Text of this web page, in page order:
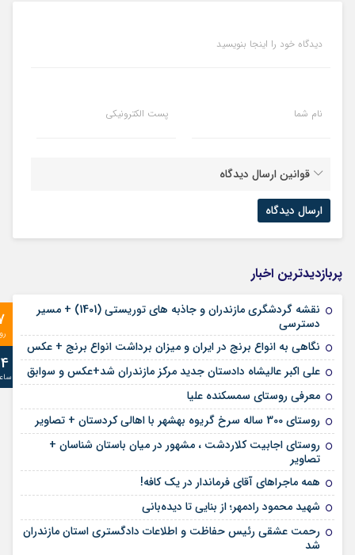
دیدگاه خود را اینجا بنویسید
نام شما پست الکترونیکی
قوانین ارسال دیدگاه
پربازدیدترین اخبار
نقشه گردشگری مازندران و جاذبه های توریستی (1401) + مسیر
دسترسی
نگاهی به انواع برنج در ایران و میزان برداشت انواع برنج + عکس
علی‌ اکبر عالیشاه دادستان جدید مرکز مازندران شد+عکس و سوابق
معرفی روستای سمسکنده علیا
روستای 300 ساله سرخ ‌گریوه بهشهر با اهالی کردستان + تصاویر
روستای اجابیت کلاردشت ، مشهور در میان باستان شناسان +
تصاویر
همه ماجراهای آقای فرماندار در یک کافه!
شهید محمود رادمهر؛ از بنایی تا دیده‌بانی
رحمت عشقی رئیس حفاظت و اطلاعات دادگستری استان مازندران
شد